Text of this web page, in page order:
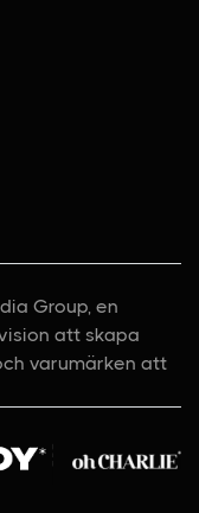
Group, en
att skapa
varumärken att